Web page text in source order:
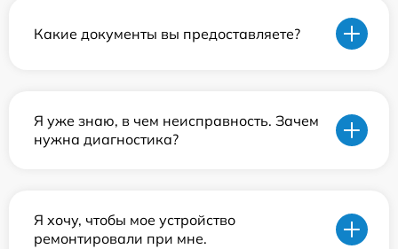
Какие документы вы предоставляете?
Я уже знаю, в чем неисправность. Зачем
нужна диагностика?
Я хочу, чтобы мое устройство
ремонтировали при мне.